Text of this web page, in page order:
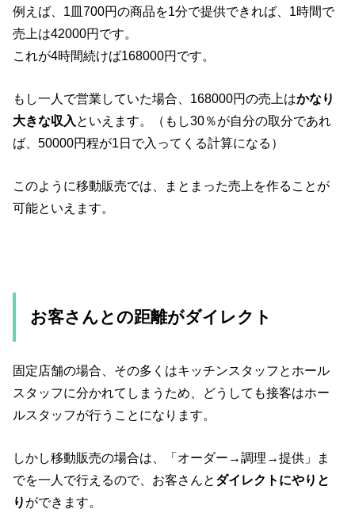
例えば、1皿700円の商品を1分で提供できれば、1時間で
売上は42000円です。
これが4時間続けば168000円です。
もし一人で営業していた場合、168000円の売上はかなり
大きな収入 といえます。（もし30％が自分の取分であれ
ば、50000円程が1日で入ってくる計算になる）
このように移動販売では、まとまった売上を作ることが
可能といえます。
お客さんとの距離がダイレクト
固定店舗の場合、その多くはキッチンスタッフとホール
スタッフに分かれてしまうため、どうしても接客はホー
ルスタッフが行うことになります。
しかし移動販売の場合は、「オーダー→調理→提供」ま
でを一人で行えるので、お客さんと ダイレクトにやりと
り ができます。